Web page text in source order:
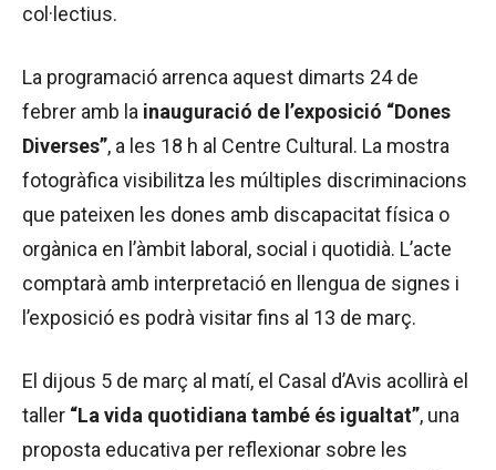
col·lectius.
La programació arrenca aquest dimarts 24 de
febrer amb la inauguració de l’exposició “Dones
Diverses”, a les 18 h al Centre Cultural. La mostra
fotogràfica visibilitza les múltiples discriminacions
que pateixen les dones amb discapacitat física o
orgànica en l’àmbit laboral, social i quotidià. L’acte
comptarà amb interpretació en llengua de signes i
l’exposició es podrà visitar fins al 13 de març.
El dijous 5 de març al matí, el Casal d’Avis acollirà el
taller “La vida quotidiana també és igualtat”, una
proposta educativa per reflexionar sobre les